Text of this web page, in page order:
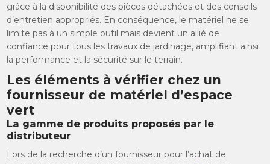
grâce à la disponibilité des pièces détachées et des conseils
d’entretien appropriés. En conséquence, le matériel ne se
limite pas à un simple outil mais devient un allié de
confiance pour tous les travaux de jardinage, amplifiant ainsi
la performance et la sécurité sur le terrain.
Les éléments à vérifier chez un
fournisseur de matériel d’espace
vert
La gamme de produits proposés par le
distributeur
Lors de la recherche d’un fournisseur pour l’achat de